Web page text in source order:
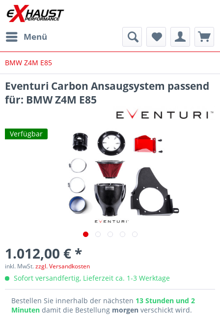
Menü
BMW Z4M E85
Eventuri Carbon Ansaugsystem passend
für: BMW Z4M E85
Verfügbar
1.012,00 € *
inkl. MwSt.zzgl. Versandkosten
Sofort versandfertig, Lieferzeit ca. 1-3 Werktage
Bestellen Sie innerhalb der nächsten 13 Stunden und 2
Minuten damit die Bestellung morgen verschickt wird.